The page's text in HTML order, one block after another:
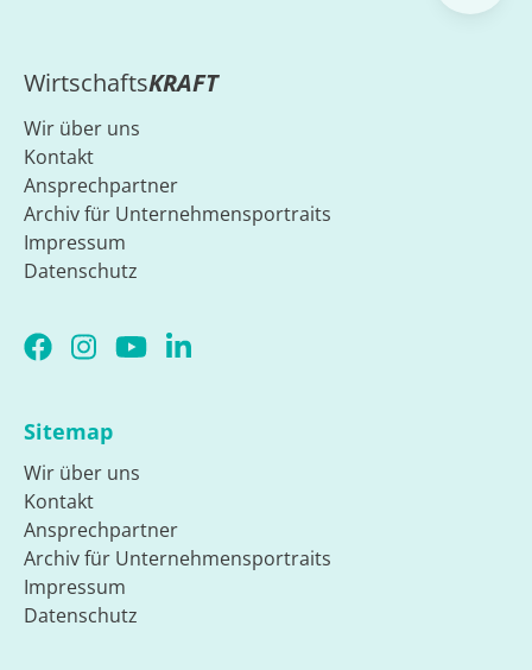
WirtschaftsKRAFT
Wir über uns
Kontakt
Ansprechpartner
Archiv für Unternehmensportraits
Impressum
Datenschutz
Sitemap
Wir über uns
Kontakt
Ansprechpartner
Archiv für Unternehmensportraits
Impressum
Datenschutz